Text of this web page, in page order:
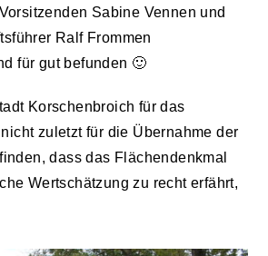
Sabine Vennen und
Ralf Frommen
für gut befunden 🙂
Korschenbroich für das
zuletzt für die Übernahme der
dass das Flächendenkmal
Wertschätzung zu recht erfährt,